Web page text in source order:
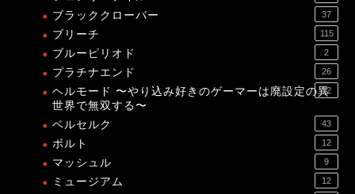
ブラッククローバー 37
ブリーチ 115
ブルーピリオド 2
プラチナエンド 26
ヘルモード 〜やり込み好きのゲーマーは廃設定の異
世界で無双する〜
12
ベルセルク 43
ボルト 12
マッシュル 9
ミュージアム 12